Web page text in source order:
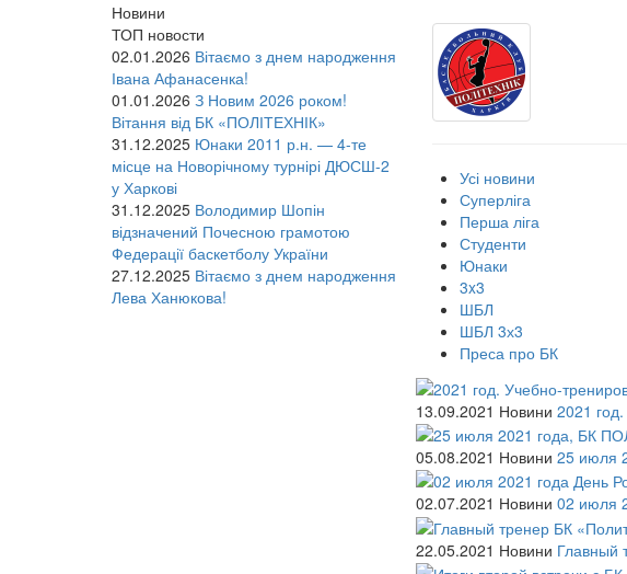
Новини
ТОП новости
02.01.2026 Вітаємо з днем народження
Івана Афанасенка!
01.01.2026 З Новим 2026 роком!
Вітання від БК «ПОЛІТЕХНІК»
31.12.2025 Юнаки 2011 р.н. — 4-те
місце на Новорічному турнірі ДЮСШ-2
у Харкові
31.12.2025 Володимир Шопін
відзначений Почесною грамотою
Федерації баскетболу України
27.12.2025 Вітаємо з днем народження
Лева Ханюкова!
Усі новини
Суперліга
Перша ліга
Студенти
Юнаки
3x3
ШБЛ
ШБЛ 3х3
Преса про БК
13.09.2021 Новини 2021
05.08.2021 Новини 25 июля
02.07.2021 Новини 02 июля
22.05.2021 Новини Главный